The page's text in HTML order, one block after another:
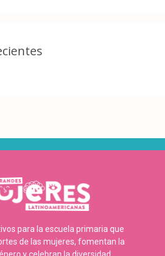
para la escuela primaria que
de las mujeres, fomentan la
y celebran la diversidad.